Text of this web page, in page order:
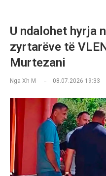
U ndalohet hyrja
zyrtarëve të
Murtezani
Nga Xh M 08.07.2026 19:33